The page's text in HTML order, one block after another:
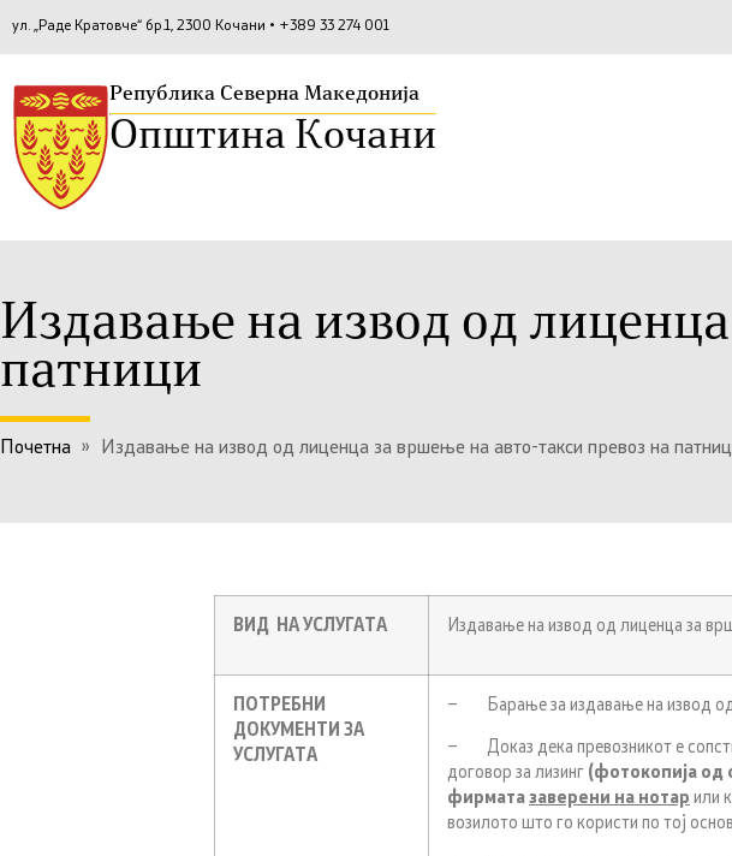
ул. „Раде Кратовче“ бр.1, 2300 Кочани • +389 33 274 001
Република Северна Македонија
Општина Кочани
Издавање на извод од
патници
Почетна » Издавање на извод од лиценца за вршење на авто-такси превоз на
ВИД НА УСЛУГАТА Издавање на извод од лиценца за
ПОТРЕБНИ
ДОКУМЕНТИ ЗА
УСЛУГАТА
– Барање за издавање на извод од
– Доказ дека превозникот е
договор за лизинг (фотокопија од
фирмата заверени на нотар или
возилото што го користи по тој